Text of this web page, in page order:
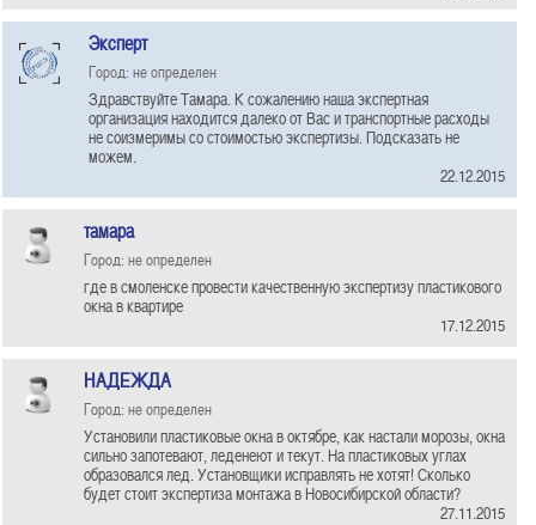
Эксперт
Город: не определен
Здравствуйте Тамара. К сожалению наша экспертная
организация находится далеко от Вас и транспортные расходы
не соизмеримы со стоимостью экспертизы. Подсказать не
можем.
22.12.2015
тамара
Город: не определен
где в смоленске провести качественную экспертизу пластикового
окна в квартире
17.12.2015
НАДЕЖДА
Город: не определен
Установили пластиковые окна в октябре, как настали морозы, окна
сильно запотевают, леденеют и текут. На пластиковых углах
образовался лед. Установщики исправлять не хотят! Сколько
будет стоит экспертиза монтажа в Новосибирской области?
27.11.2015